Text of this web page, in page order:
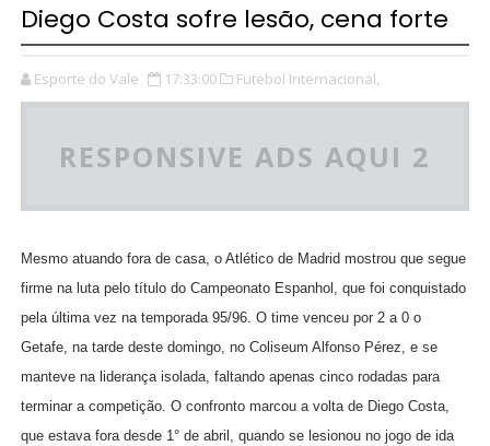
Diego Costa sofre lesão, cena forte
Esporte do Vale 17:33:00 Futebol Internacional,
RESPONSIVE ADS AQUI 2
Mesmo atuando fora de casa, o Atlético de Madrid mostrou que segue
firme na luta pelo título do Campeonato Espanhol, que foi conquistado
pela última vez na temporada 95/96. O time venceu por 2 a 0 o
Getafe, na tarde deste domingo, no Coliseum Alfonso Pérez, e se
manteve na liderança isolada, faltando apenas cinco rodadas para
terminar a competição. O confronto marcou a volta de Diego Costa,
que estava fora desde 1° de abril, quando se lesionou no jogo de ida